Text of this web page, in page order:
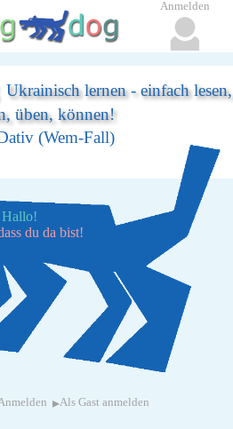
lernen - einfach lesen,
üben, können!
(Wem-Fall)
Hallo!
du da bist!
▸Als Gast anmelden
Anmelden